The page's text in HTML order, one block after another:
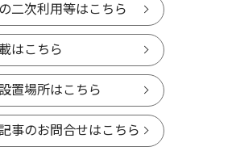
二次利用等はこちら
はこちら
置場所はこちら
事のお問合せはこちら